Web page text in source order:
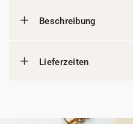
Beschreibung
Lieferzeiten